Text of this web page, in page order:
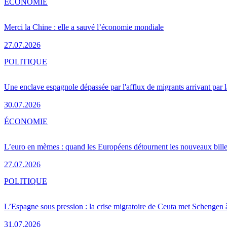
Merci la Chine : elle a sauvé l’économie mondiale
27.07.2026
Une enclave espagnole dépassée par l'afflux de migrants arrivant par
30.07.2026
POLITIQUE
L’euro en mèmes : quand les Européens détournent les nouveaux
27.07.2026
ÉCONOMIE
L’Espagne sous pression : la crise migratoire de Ceuta met Schengen
31.07.2026
POLITIQUE